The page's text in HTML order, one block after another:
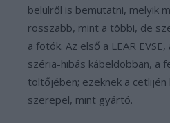
belülről is bemutatni, melyik
rosszabb, mint a többi, de
a fotók. Az első a LEAR
széria-hibás kábeldobban, a
töltőjében; ezeknek a cetlijén
szerepel, mint gyártó.